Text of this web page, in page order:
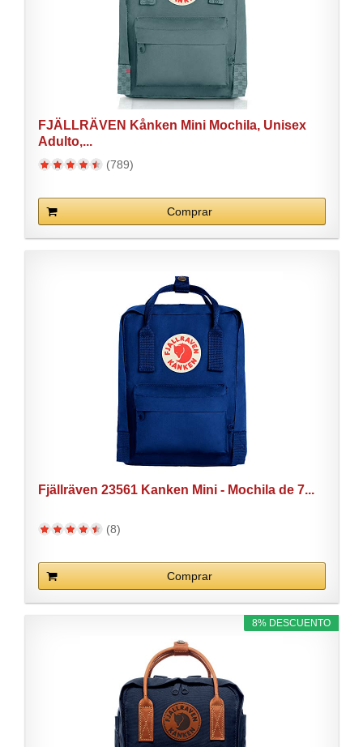
FJÄLLRÄVEN Kånken Mini Mochila, Unisex
Adulto,...
(789)
Comprar
Fjällräven 23561 Kanken Mini - Mochila de 7...
(8)
Comprar
8% DESCUENTO